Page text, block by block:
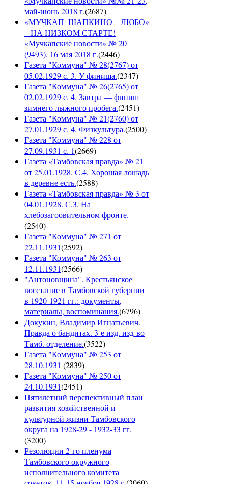
май-июнь 2018 г.(2687)
«МУЧКАП–ШАПКИНО – ЛЮБО»
– НА НИЗКОМ СТАРТЕ!
«Мучкапские новости» № 20
(9493), 16 мая 2018 г.(2446)
Газета "Коммуна" № 28(2767) от
05.02.1929 с. 3. У финиша.(2347)
Газета "Коммуна" № 26(2765) от
02.02.1929 с. 4. Завтра — финиш
зимнего лыжного пробега.(2451)
Газета "Коммуна" № 21(2760) от
27.01.1929 с. 4. Физкультура.(2500)
Газета "Коммуна" № 228 от
27.09.1931 с. 1(2669)
Газета «Тамбовская правда» № 21
от 25.01.1928. С.4. Хорошая лошадь
в деревне есть.(2588)
Газета «Тамбовская правда» № 3 от
04.01.1928. С.3. На
хлебозагоовительном фронте.
(2540)
Газета "Коммуна" № 271 от
22.11.1931(2592)
Газета "Коммуна" № 263 от
12.11.1931(2566)
"Антоновщина". Крестьянское
восстание в Тамбовской губернии
в 1920-1921 гг.: документы,
материалы, воспоминания.(6796)
Докукин, Владимир Игнатьевич.
Правда о бандитах. 3-е изд. изд-во
Тамб. отделение.(3522)
Газета "Коммуна" № 253 от
28.10.1931 (2839)
Газета "Коммуна" № 250 от
24.10.1931(2451)
Пятилетний перспективный план
развития хозяйственной и
культурной жизни Тамбовского
округа на 1928-29 - 1932-33 гг.
(3200)
Резолюции 2-го пленума
Тамбовского окружного
исполнительного комитета